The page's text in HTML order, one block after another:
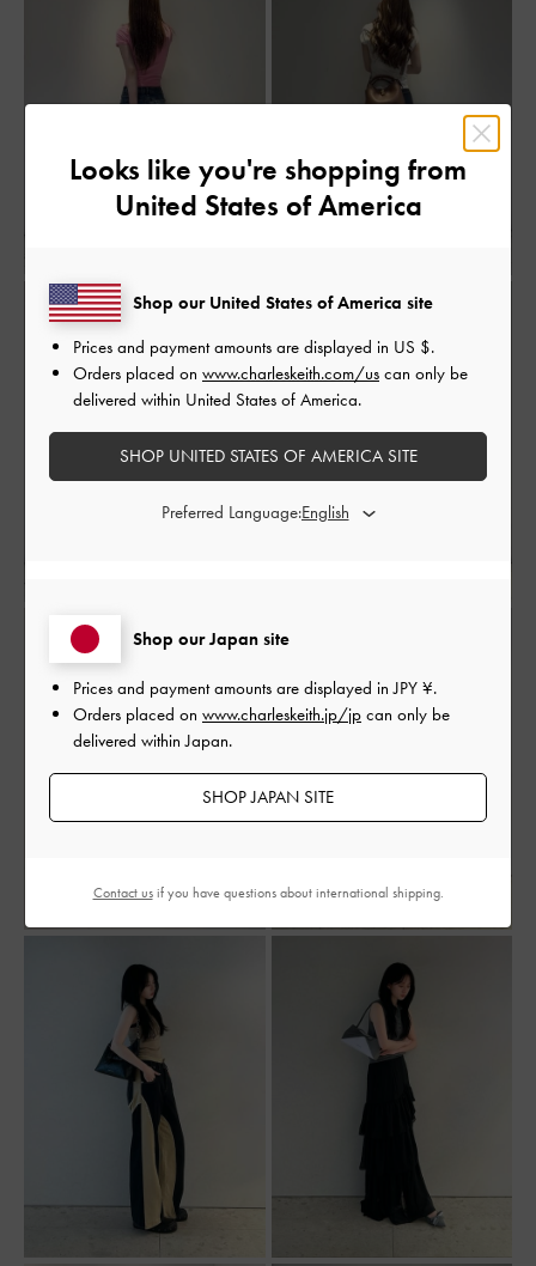
Looks like you're shopping from
United States of America
Shop our Japan site
Prices and payment amounts are displayed inJPY ¥.
Orders placed on www.charleskeith.jp/jp can only be
delivered within Japan.
SHOP JAPAN SITE
Shop our United States of America site
Prices and payment amounts are displayed in US $.
Orders placed on www.charleskeith.com/us can only be
delivered within United States of America.
SHOP UNITED STATES OF AMERICA SITE
Preferred Language:
Contact usif you have questions about international shipping.